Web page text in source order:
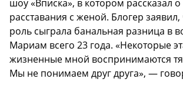
шоу «Вписка», в котором рассказал
расставания с женой. Блогер
роль сыграла банальная разница в
Мариам всего 23 года. «Некоторые
жизненные мной воспринимаются
Мы не понимаем друг друга», —